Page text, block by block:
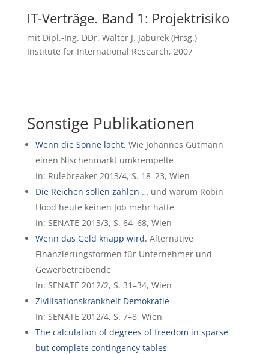
IT-Verträge. Band 1: Projektrisiko
mit Dipl.-Ing. DDr. Walter J. Jaburek (Hrsg.)
Institute for International Research, 2007
Sonstige Publikationen
Wenn die Sonne lacht. Wie Johannes Gutmann
einen Nischenmarkt umkrempelte
In: Rulebreaker 2013/4, S. 18–23, Wien
Die Reichen sollen zahlen … und warum Robin
Hood heute keinen Job mehr hätte
In: SENATE 2013/3, S. 64–68, Wien
Wenn das Geld knapp wird. Alternative
Finanzierungsformen für Unternehmer und
Gewerbetreibende
In: SENATE 2012/2, S. 31–34, Wien
Zivilisationskrankheit Demokratie
In: SENATE 2012/4, S. 7–8, Wien
The calculation of degrees of freedom in sparse
but complete contingency tables